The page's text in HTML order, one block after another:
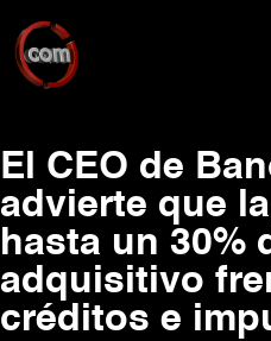
El CEO de
advierte que
hasta un 30%
adquisitivo
créditos e